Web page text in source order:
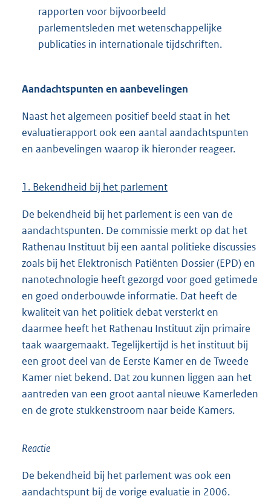
rapporten voor bijvoorbeeld
parlementsleden met wetenschappelijke
publicaties in internationale tijdschriften.
Aandachtspunten en aanbevelingen
Naast het algemeen positief beeld staat in het
evaluatierapport ook een aantal aandachtspunten
en aanbevelingen waarop ik hieronder reageer.
1. Bekendheid bij het parlement
De bekendheid bij het parlement is een van de
aandachtspunten. De commissie merkt op dat het
Rathenau Instituut bij een aantal politieke discussies
zoals bij het Elektronisch Patiënten Dossier (EPD) en
nanotechnologie heeft gezorgd voor goed getimede
en goed onderbouwde informatie. Dat heeft de
kwaliteit van het politiek debat versterkt en
daarmee heeft het Rathenau Instituut zijn primaire
taak waargemaakt. Tegelijkertijd is het instituut bij
een groot deel van de Eerste Kamer en de Tweede
Kamer niet bekend. Dat zou kunnen liggen aan het
aantreden van een groot aantal nieuwe Kamerleden
en de grote stukkenstroom naar beide Kamers.
Reactie
De bekendheid bij het parlement was ook een
aandachtspunt bij de vorige evaluatie in 2006.